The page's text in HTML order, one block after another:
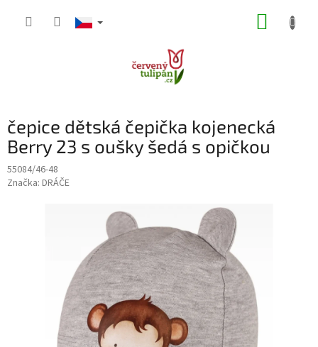
čepice dětská čepička kojenecká
Berry 23 s oušky šedá s opičkou
55084/46-48
Značka: DRÁČE